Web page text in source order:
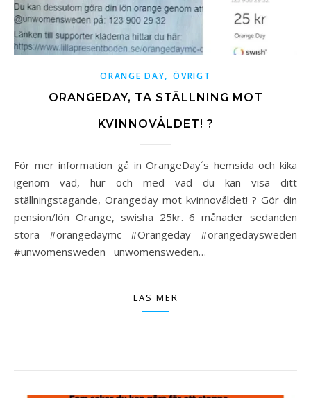
ORANGE DAY,ÖVRIGT
ORANGEDAY, TA STÄLLNING MOT
KVINNOVÅLDET! ?
För mer information gå in OrangeDay´s hemsida och kika
igenom vad, hur och med vad du kan visa ditt
ställningstagande, Orangeday mot kvinnovåldet! ? Gör din
pension/lön Orange, swisha 25kr. 6 månader sedanden
stora #orangedaymc #Orangeday #orangedaysweden
#unwomensweden unwomensweden…
LÄS MER